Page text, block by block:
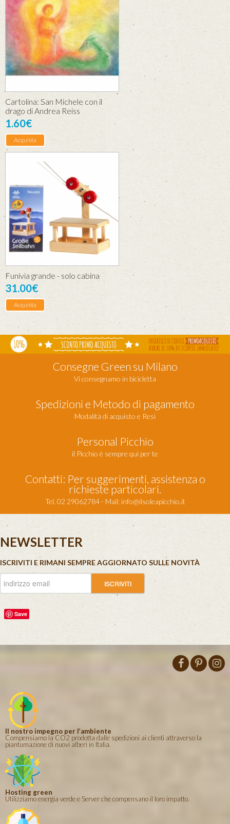
Cartolina: San Michele con il
drago di Andrea Reiss
1.60€
Acquista
Funivia grande - solo cabina
31.00€
Acquista
Consegne Green su Milano
Vi consegnamo in bicicletta
Spedizioni e Metodo di pagamento
Modalità di acquisto e Resi
Personal Picchio
il Picchio è sempre qui per te
Contatti: Per suggerimenti, assistenza o
richieste particolari.
Tel. 02 29062784 - Mail: info@ilsoleapicchio.it
NEWSLETTER
ISCRIVITI E RIMANI SEMPRE AGGIORNATO SULLE NOVITÀ
Save
Il nostro impegno per l’ambiente
Compensiamo la CO2 prodotta dalle spedizioni ai clienti attraverso la
piantumazione di nuovi alberi in Italia.
Hosting green
Utilizziamo energia verde e Server che compensano il loro impatto.